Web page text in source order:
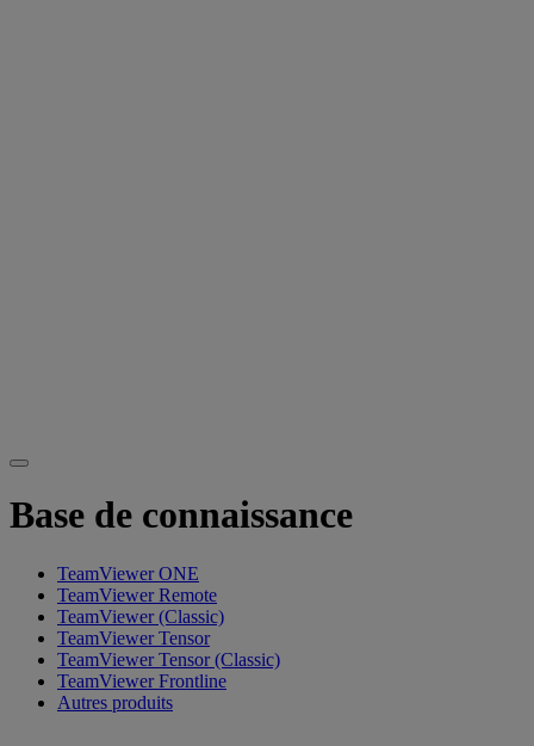
Base de connaissance
TeamViewer ONE
TeamViewer Remote
TeamViewer (Classic)
TeamViewer Tensor
TeamViewer Tensor (Classic)
TeamViewer Frontline
Autres produits